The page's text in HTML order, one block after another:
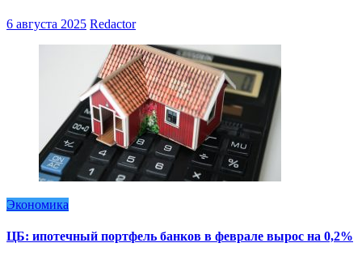
6 августа 2025 Redactor
Экономика
ЦБ: ипотечный портфель банков в феврале вырос на 0,2%